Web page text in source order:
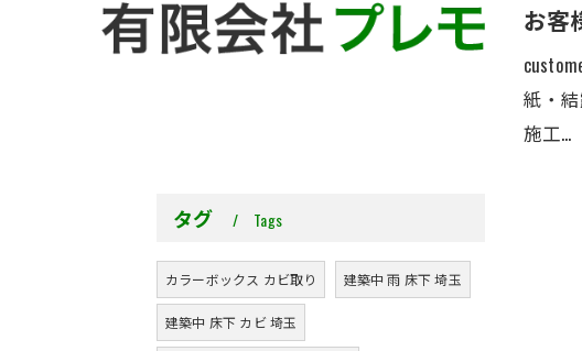
お客
紙・
施工…
タグ Tags
カラーボックス カビ取り 建築中 雨 床下 埼玉
建築中 床下 カビ 埼玉